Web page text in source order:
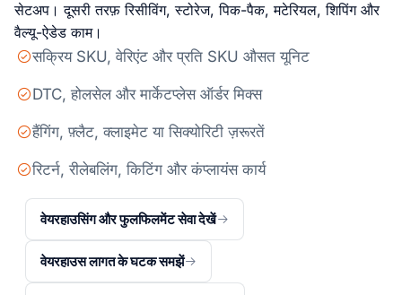
सेटअप। दूसरी तरफ़ रिसीविंग, स्टोरेज, पिक-पैक, मटेरियल, शिपिंग और
वैल्यू-ऐडेड काम।
सक्रिय SKU, वेरिएंट और प्रति SKU औसत यूनिट
DTC, होलसेल और मार्केटप्लेस ऑर्डर मिक्स
हैंगिंग, फ़्लैट, क्लाइमेट या सिक्योरिटी ज़रूरतें
रिटर्न, रीलेबलिंग, किटिंग और कंप्लायंस कार्य
वेयरहाउसिंग और फुलफिलमेंट सेवा देखें
वेयरहाउस लागत के घटक समझें